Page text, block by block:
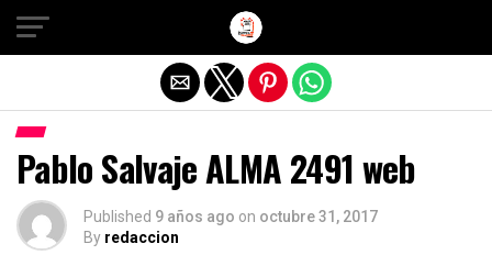
Pablo Salvaje ALMA 2491 web
Published 9 años ago on octubre 31, 2017
By redaccion
Salir de la versión móvil